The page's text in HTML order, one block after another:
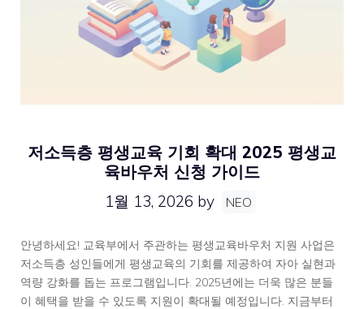
저소득층 평생교육 기회 확대 2025 평생교
육바우처 신청 가이드
1월 13, 2026 by NEO
안녕하세요! 교육부에서 주관하는 평생교육바우처 지원 사업은
저소득층 성인들에게 평생교육의 기회를 제공하여 자아 실현과
역량 강화를 돕는 프로그램입니다. 2025년에는 더욱 많은 분들
이 혜택을 받을 수 있도록 지원이 확대될 예정입니다. 지금부터